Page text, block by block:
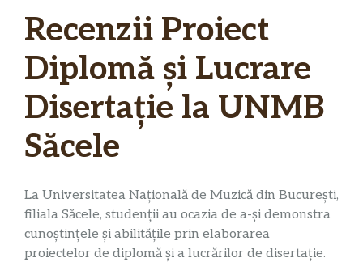
Recenzii Proiect
Diplomă și Lucrare
Disertație la UNMB
Săcele
La Universitatea Națională de Muzică din București,
filiala Săcele, studenții au ocazia de a-și demonstra
cunoștințele și abilitățile prin elaborarea
proiectelor de diplomă și a lucrărilor de disertație.